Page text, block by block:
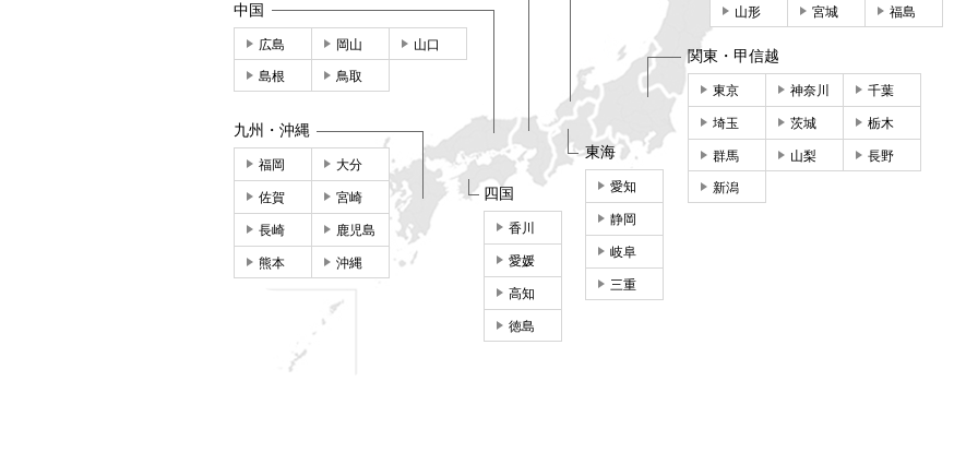
山形 宮城 福島
関東・甲信越
東京 神奈川 千葉
埼玉 茨城 栃木
群馬 山梨 長野
新潟
東海
愛知
静岡
岐阜
三重
中国
広島 岡山 山口
島根 鳥取
四国
香川
愛媛
高知
徳島
九州・沖縄
福岡 大分
佐賀 宮崎
長崎 鹿児島
熊本 沖縄